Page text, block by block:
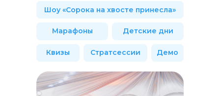
Квизы
Марафоны Детские дни
Шоу «Сорока на хвосте принесла»
Стратсессии Демо